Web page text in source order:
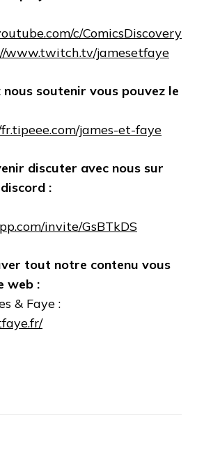
c/ComicsDiscovery
www.twitch.tv/jamesetfaye
nous soutenir vous pouvez le
james-et-faye
discuter avec nous sur
:
invite/GsBTkDS
tout notre contenu vous
web :
& Faye :